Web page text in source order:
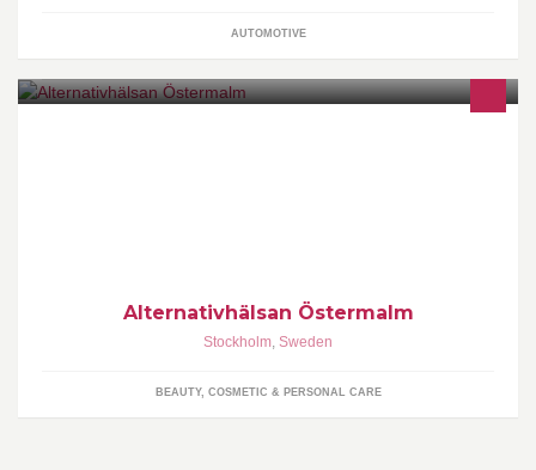
AUTOMOTIVE
Alternativhälsan Östermalm
Stockholm, Sweden
BEAUTY, COSMETIC & PERSONAL CARE